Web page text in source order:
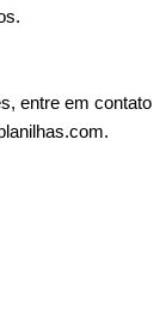
entre em contato